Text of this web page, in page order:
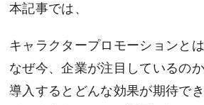
本記事では、
キャラクタープロモーションと
なぜ今、企業が注目しているのか
導入するとどんな効果が期待で